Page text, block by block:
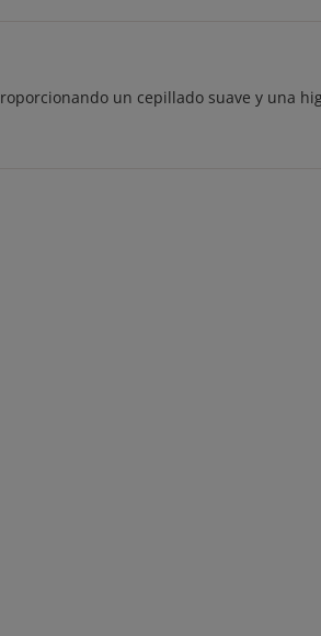
un cepillado suave y una